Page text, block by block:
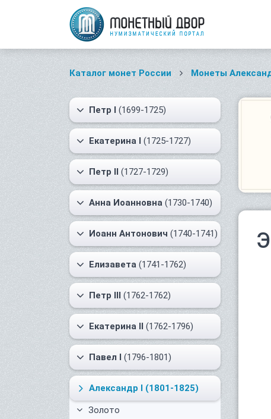
Каталог монет России Монеты
Петр I (1699-1725)
Екатерина I (1725-1727)
Петр II (1727-1729)
Анна Иоанновна (1730-1740)
Иоанн Антонович (1740-1741)
Елизавета (1741-1762)
Петр III (1762-1762)
Екатерина II (1762-1796)
Павел I (1796-1801)
Александр I (1801-1825)
Золото